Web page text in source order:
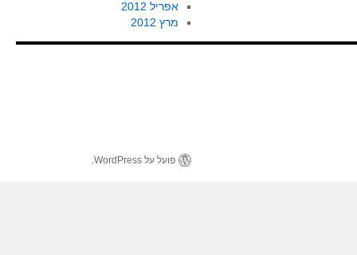
אפריל 2012
מרץ 2012
פועל על WordPress.